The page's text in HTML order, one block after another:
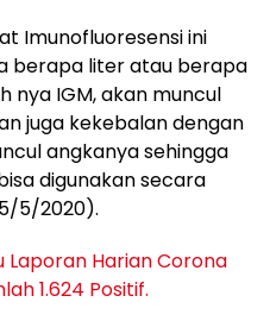
Imunofluoresensi ini
berapa liter atau berapa
nya IGM, akan muncul
juga kekebalan dengan
angkanya sehingga
digunakan secara
5/2020).
Laporan Harian Corona
1.624 Positif.